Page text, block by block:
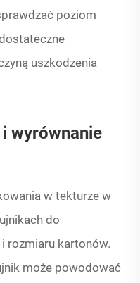
poziom
uszkodzenia
wyrównanie
w tekturze w
do
rozmiaru kartonów.
może powodować